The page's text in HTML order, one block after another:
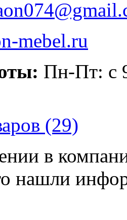
mebel.ru
Пн-Пт: с
(29)
в
нашли